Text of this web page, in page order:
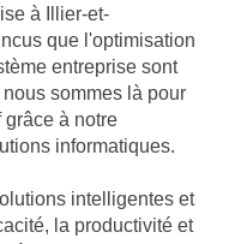
à Illier-et-
que l'optimisation
entreprise sont
sommes là pour
à notre
informatiques.
intelligentes et
la productivité et